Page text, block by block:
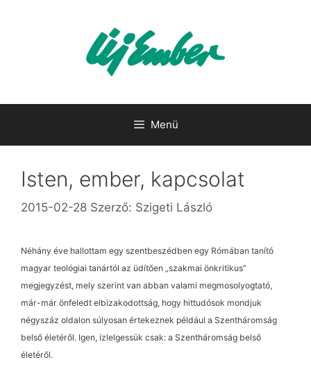
Menü
Isten, ember, kapcsolat
2015-02-28 Szerző: Szigeti László
Néhány éve hallottam egy szentbeszédben egy Rómában tanító
magyar teológiai tanártól az üdítően „szakmai önkritikus”
megjegyzést, mely szerint van abban valami megmosolyogtató,
már-már önfeledt elbizakodottság, hogy hittudósok mondjuk
négyszáz oldalon súlyosan értekeznek például a Szentháromság
belső életéről. Igen, ízlelgessük csak: a Szentháromság belső
életéről.